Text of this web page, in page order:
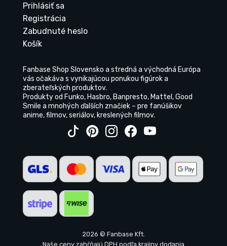
Prihlásiť sa
Registrácia
Zabudnuté heslo
Košík
Fanbase Shop Slovensko a stredná a východná Európa
vás očakáva s vynikajúcou ponukou figúrok a
zberateľských produktov.
Produkty od Funko, Hasbro, Banpresto, Mattel, Good
Smile a mnohých ďalších značiek – pre fanúšikov
anime, filmov, seriálov, kreslených filmov.
2026 © Fanbase Kft.
Naše ceny zahŕňajú DPH podľa krajiny dodania